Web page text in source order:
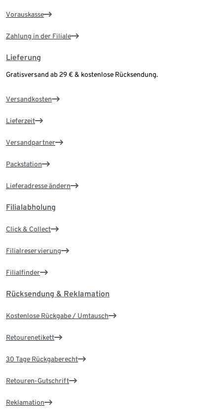
Vorauskasse
Zahlung in der Filiale
Lieferung
Gratisversand ab 29 € & kostenlose Rücksendung.
Versandkosten
Lieferzeit
Versandpartner
Packstation
Lieferadresse ändern
Filialabholung
Click & Collect
Filialreservierung
Filialfinder
Rücksendung & Reklamation
Kostenlose Rückgabe / Umtausch
Retourenetikett
30 Tage Rückgaberecht
Retouren-Gutschrift
Reklamation